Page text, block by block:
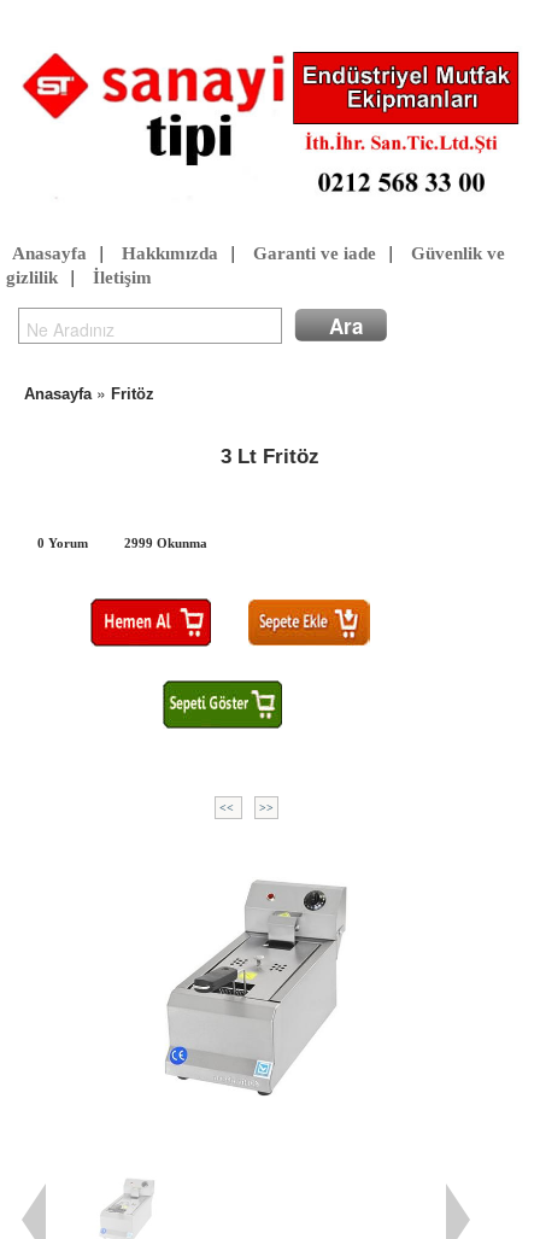
Anasayfa Hakkımızda Garanti ve iade
Güvenlik ve
gizlilik
İletişim
Anasayfa» Fritöz
3 Lt Fritöz
0 Yorum 2999 Okunma
<< >>